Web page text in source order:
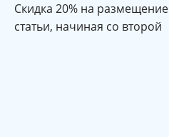
Cкидка 20% на размещение
статьи, начиная со второй